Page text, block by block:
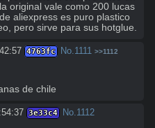
original vale como 200 lucas
aliexpress es puro plastico
pero sirve para sus hotglue.
4763fc No. 1111 >>1112
de chile
3e33c4 No. 1112